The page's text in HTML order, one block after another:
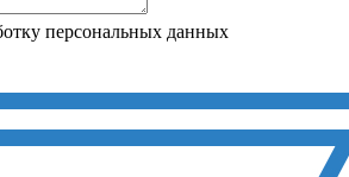
персональных данных